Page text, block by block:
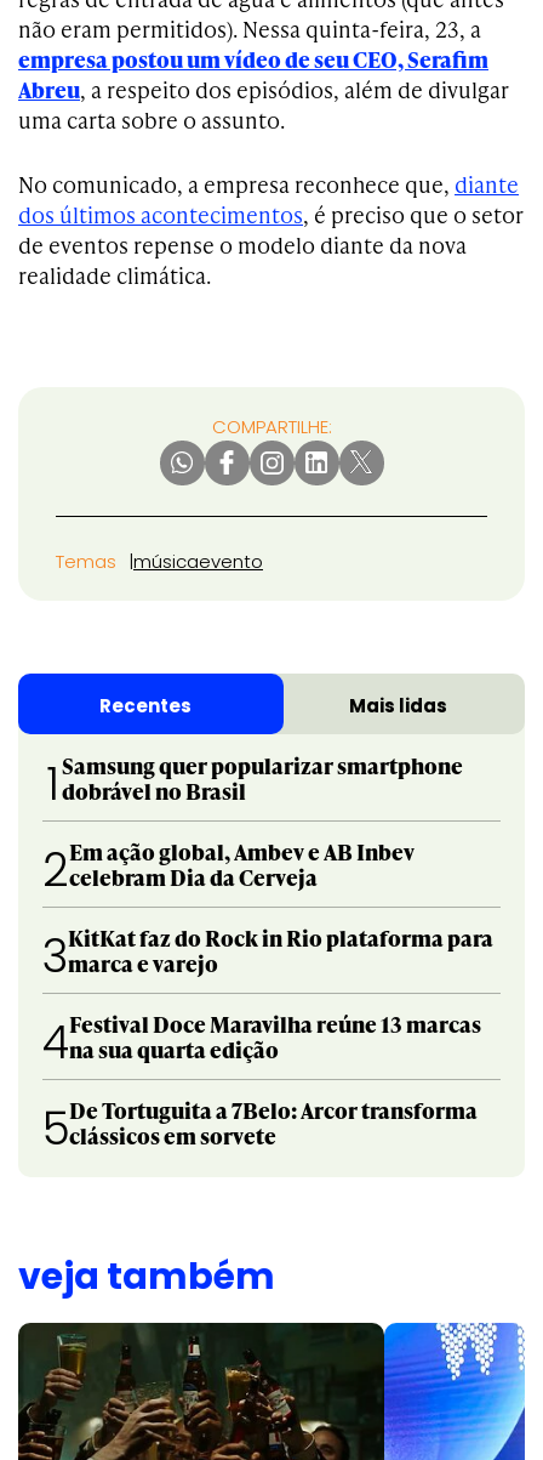
não eram permitidos). Nessa quinta-feira, 23, a
empresa postou um vídeo de seu CEO, Serafim
Abreu, a respeito dos episódios, além de divulgar
uma carta sobre o assunto.
No comunicado, a empresa reconhece que, diante
dos últimos acontecimentos, é preciso que o setor
de eventos repense o modelo diante da nova
realidade climática.
COMPARTILHE:
Temas músicaevento
Recentes Mais lidas
1 Samsung quer popularizar smartphone
dobrável no Brasil
2Em ação global, Ambev e AB Inbev
celebram Dia da Cerveja
3KitKat faz do Rock in Rio plataforma para
marca e varejo
4Festival Doce Maravilha reúne 13 marcas
na sua quarta edição
5De Tortuguita a 7Belo: Arcor transforma
clássicos em sorvete
veja também